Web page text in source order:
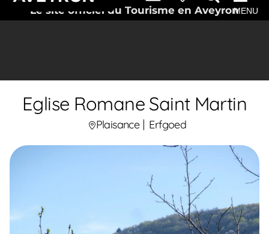
Le site officiel du Tourisme en AveyronMENU
Eglise Romane Saint Martin
Plaisance Erfgoed